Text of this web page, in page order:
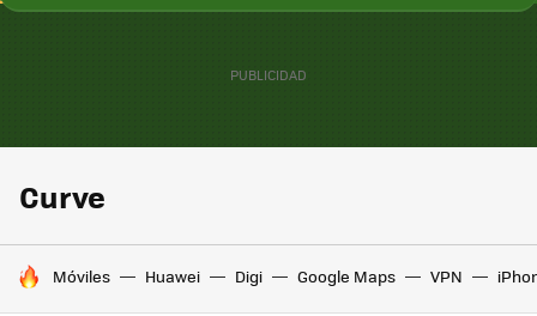
Curve
HOY SE HABLA DE
Móviles Huawei Digi Google Maps VPN